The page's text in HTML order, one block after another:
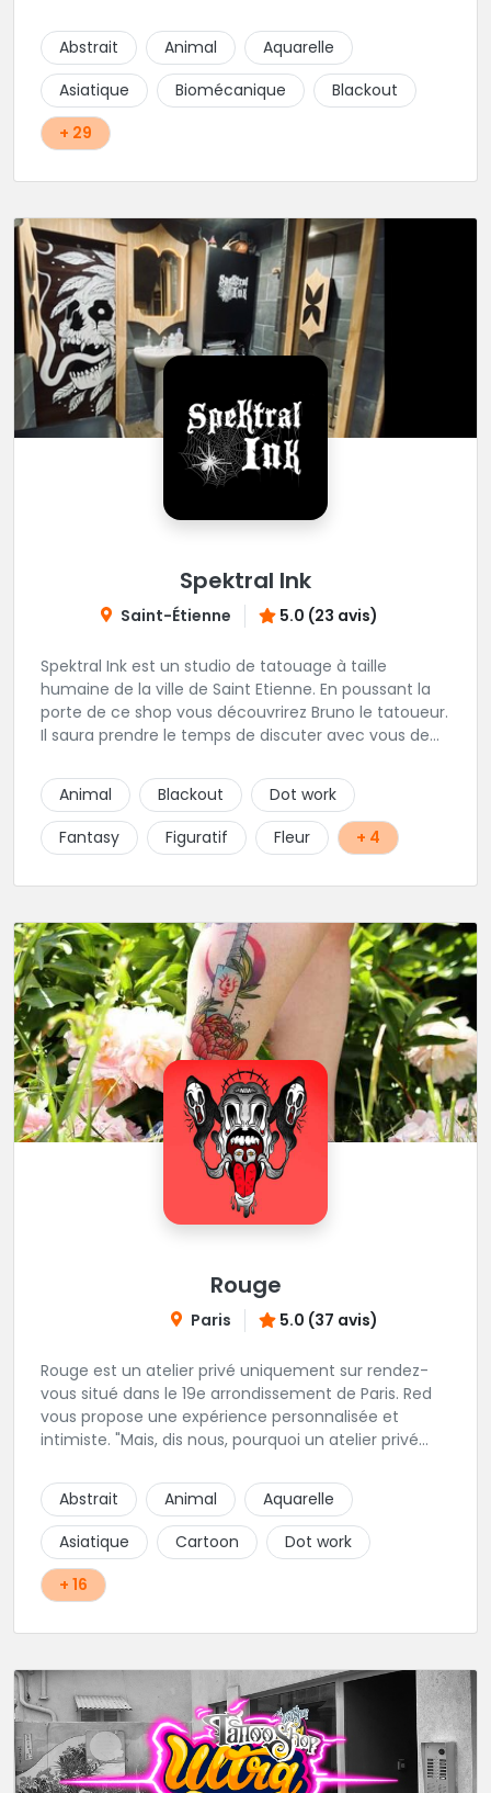
religieux ou du chicanos. Romain son frère sera vous
combler par sa finesse pour des pièces comme le
mandala, l'ornemental ou la calligraphie pour le
bonheur des futurs tatoués. Il y a aussi Léa, Maureen,
Fat, Tom, Sento, Lily, des artistes hors normes. Il n'y a
qu'à regarder les pièces sélectionnées ici pour
Abstrait Animal
Aquarelle
Asiatique
Biomécanique
Blackout
+ 29
Spektral Ink
Saint-Étienne 5.0 (23 avis)
Spektral Ink est un studio de tatouage à taille
humaine de la ville de Saint Etienne. En poussant la
porte de ce shop vous découvrirez Bruno le tatoueur.
Il saura prendre le temps de discuter avec vous de
un message ou à l'appeler.
Animal Blackout
Dot work
Fantasy
Figuratif Fleur + 4
Rouge
Paris 5.0 (37 avis)
Rouge est un atelier privé uniquement sur rendez-
vous situé dans le 19e arrondissement de Paris. Red
vous propose une expérience personnalisée et
intimiste. "Mais, dis nous, pourquoi un atelier privé
qualité de service à tous les tatoué(e)s. L'intérêt est
de prendre son temps, faire les bons choix, et
toujours se donner à 1000 %. Sans oublier, une
hygiène irréprochable. La bonne humeur, l'échange,
le respect, faire un travail personnalisé et toujours de
qualité, sont les mots d'ordre dans cet atelier. " Si
Abstrait Animal
Aquarelle
Asiatique
Cartoon
Dot work
+ 16